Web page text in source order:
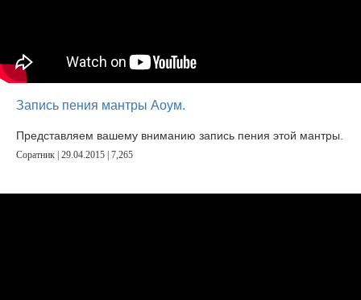
Запись пения мантры Аоум.
Представляем вашему вниманию запись пения этой мантры.
Соратник | 29.04.2015 | 7,265